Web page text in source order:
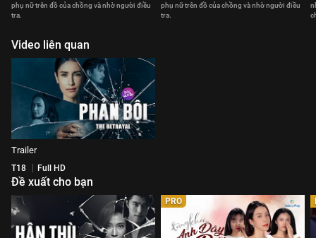
phụ nữ trên đồ của chồng và nhờ người điều
tra.
phụ nữ trên đồ của chồng và nhờ người điều
tra.
Video liên quan
Trailer
T18 Full HD
Đề xuất cho bạn
PRO